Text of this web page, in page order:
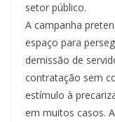
setor público.
A campanha
espaço para
demissão de
contratação sem
estímulo à
em muitos casos.